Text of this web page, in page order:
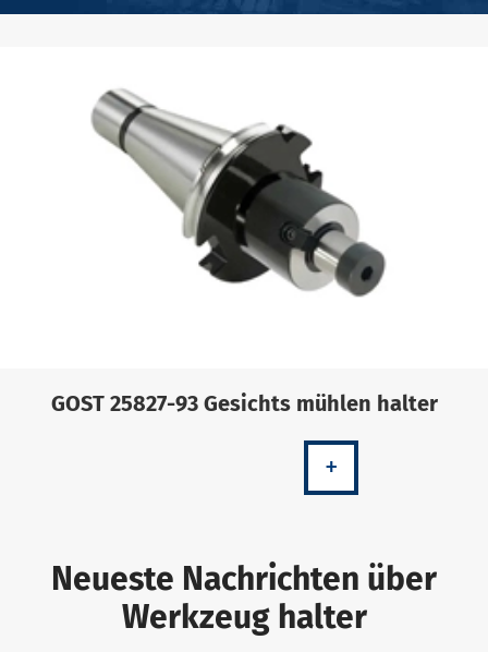
GOST 25827-93 Gesichts mühlen halter
+
Neueste Nachrichten über
Werkzeug halter